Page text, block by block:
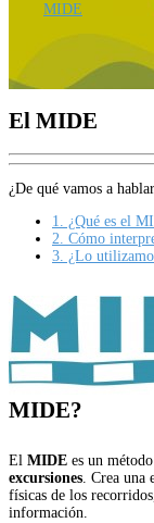
MIDE
El MIDE
¿De qué vamos a
1. ¿Qué es el
2. Cómo
3. ¿Lo
MIDE?
El MIDE es un
excursiones. Crea una
físicas de los
información.